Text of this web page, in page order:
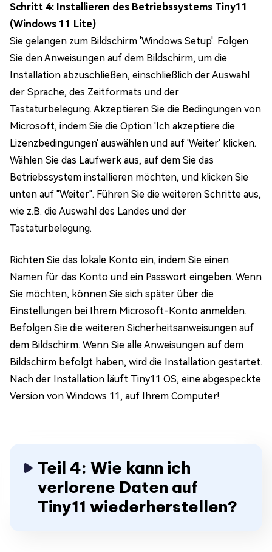
Schritt 4: Installieren des Betriebssystems Tiny11
(Windows 11 Lite)
Sie gelangen zum Bildschirm 'Windows Setup'. Folgen
Sie den Anweisungen auf dem Bildschirm, um die
Installation abzuschließen, einschließlich der Auswahl
der Sprache, des Zeitformats und der
Tastaturbelegung. Akzeptieren Sie die Bedingungen von
Microsoft, indem Sie die Option 'Ich akzeptiere die
Lizenzbedingungen' auswählen und auf 'Weiter' klicken.
Wählen Sie das Laufwerk aus, auf dem Sie das
Betriebssystem installieren möchten, und klicken Sie
unten auf "Weiter". Führen Sie die weiteren Schritte aus,
wie z.B. die Auswahl des Landes und der
Tastaturbelegung.
Richten Sie das lokale Konto ein, indem Sie einen
Namen für das Konto und ein Passwort eingeben. Wenn
Sie möchten, können Sie sich später über die
Einstellungen bei Ihrem Microsoft-Konto anmelden.
Befolgen Sie die weiteren Sicherheitsanweisungen auf
dem Bildschirm. Wenn Sie alle Anweisungen auf dem
Bildschirm befolgt haben, wird die Installation gestartet.
Nach der Installation läuft Tiny11 OS, eine abgespeckte
Version von Windows 11, auf Ihrem Computer!
Teil 4: Wie kann ich
verlorene Daten auf
Tiny11 wiederherstellen?